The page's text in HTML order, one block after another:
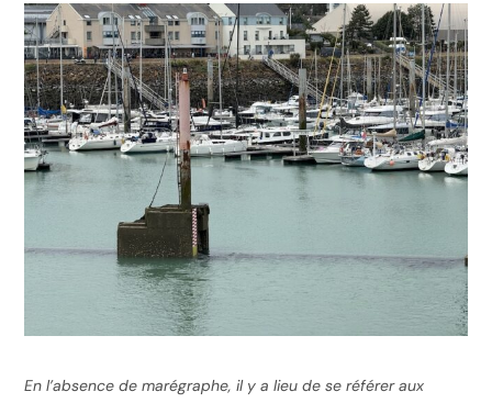
En l’absence de marégraphe, il y a lieu de se référer aux